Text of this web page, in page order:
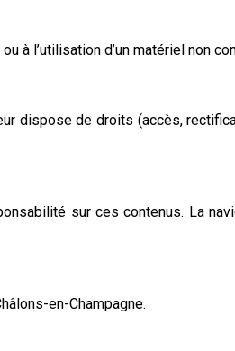
à l’utilisation d’un matériel non
dispose de droits (accès,
sur ces contenus. La
en-Champagne.